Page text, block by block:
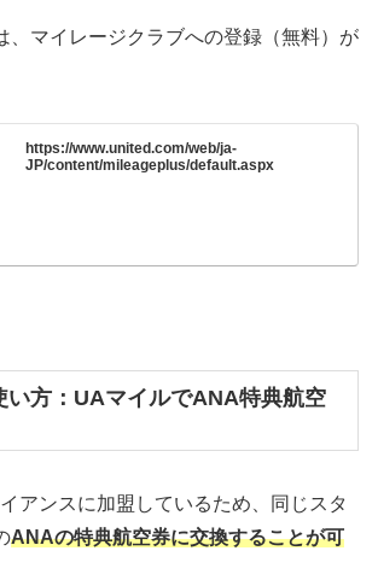
、マイレージクラブへの登録（無料）が
https://www.united.com/web/ja-
JP/content/mileageplus/default.aspx
い方：UAマイルでANA特典航空
アンスに加盟しているため、同じスタ
ANAの特典航空券に交換することが可